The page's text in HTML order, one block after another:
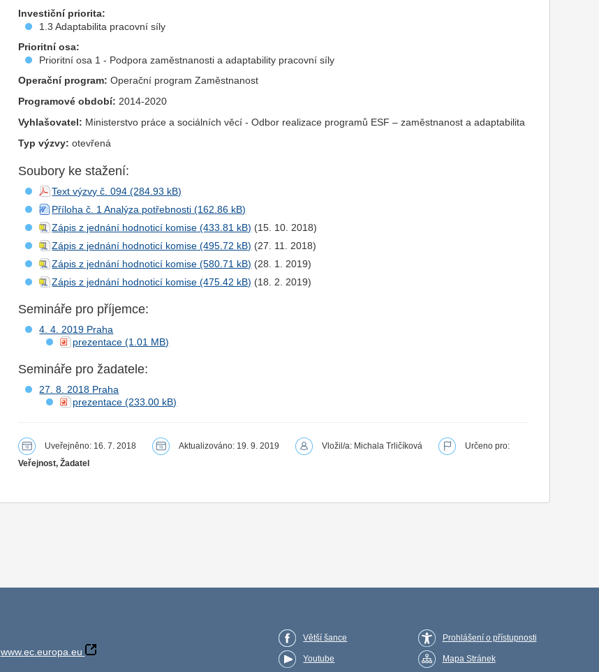
Investiční priorita:
1.3 Adaptabilita pracovní síly
Prioritní osa:
Prioritní osa 1 - Podpora zaměstnanosti a adaptability pracovní síly
Operační program: Operační program Zaměstnanost
Programové období: 2014-2020
Vyhlašovatel: Ministerstvo práce a sociálních věcí - Odbor realizace programů ESF – zaměstnanost a adaptabilita
Typ výzvy: otevřená
Soubory ke stažení:
Text výzvy č. 094
Příloha č. 1 Analýza potřebnosti
Zápis z jednání hodnoticí komise
(15. 10. 2018)
Zápis z jednání hodnoticí komise
(27. 11. 2018)
Zápis z jednání hodnoticí komise
(28. 1. 2019)
Zápis z jednání hodnoticí komise
(18. 2. 2019)
Semináře pro příjemce:
4. 4. 2019 Praha
prezentace
Semináře pro žadatele:
27. 8. 2018 Praha
prezentace
Uveřejněno: 16. 7. 2018 Aktualizováno: 19. 9. 2019 Vložil/a: Michala Trličíková
Určeno pro:
Veřejnost, Žadatel
www.ec.europa.eu
Větší šance
Youtube
Prohlášení o přístupnosti
Mapa Stránek